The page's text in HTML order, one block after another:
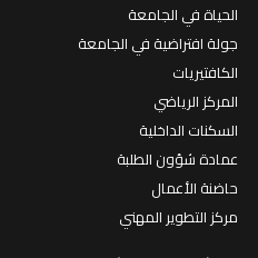
الحياة في الجامعة
جولة افتراضية في الجامعة
الكافتيريات
المركز الرياضي
السكنات الداخلية
عمادة شؤون الطلبة
حاضنة الأعمال
مركز التطوير المهني